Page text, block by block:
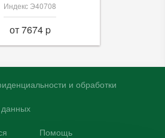
Индекс Э40708
от 7674 p
и обработки
Помощь